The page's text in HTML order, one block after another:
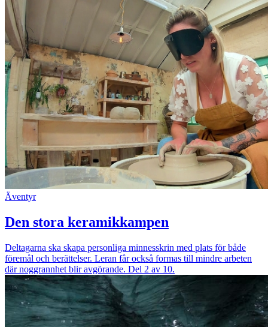
Äventyr
Den stora keramikkampen
Deltagarna ska skapa personliga minnesskrin med plats för både
föremål och berättelser. Leran får också formas till mindre arbeten
där noggrannhet blir avgörande. Del 2 av 10.